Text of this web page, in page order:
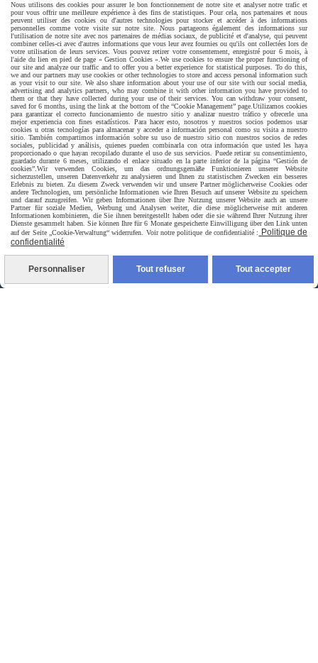
Paiement sécurisé
Nous utilisons des cookies pour assurer le bon fonctionnement de notre site et analyser notre trafic et
pour vous offrir une meilleure expérience à des fins de statistiques. Pour cela, nos partenaires et nous
peuvent utiliser des cookies ou d'autres technologies pour stocker et accéder à des informations
personnelles comme votre visite sur notre site. Nous partageons également des informations sur
l'utilisation de notre site avec nos partenaires de médias sociaux, de publicité et d'analyse, qui peuvent
combiner celles-ci avec d'autres informations que vous leur avez fournies ou qu'ils ont collectées lors de
votre utilisation de leurs services. Vous pouvez retirer votre consentement, enregistré pour 6 mois, à
l'aide du lien en pied de page « Gestion Cookies ». We use cookies to ensure the proper functioning of
our site and analyze our traffic and to offer you a better experience for statistical purposes. To do this,
we and our partners may use cookies or other technologies to store and access personal information such
as your visit to our site. We also share information about your use of our site with our social media,
advertising and analytics partners, who may combine it with other information you have provided to
them or that they have collected during your use of their services. You can withdraw your consent,
saved for 6 months, using the link at the bottom of the “Cookie Management” page. Utilizamos cookies
para garantizar el correcto funcionamiento de nuestro sitio y analizar nuestro tráfico y ofrecerle una
mejor experiencia con fines estadísticos. Para hacer esto, nosotros y nuestros socios podemos usar
cookies u otras tecnologías para almacenar y acceder a información personal como su visita a nuestro
sitio. También compartimos información sobre su uso de nuestro sitio con nuestros socios de redes
sociales, publicidad y análisis, quienes pueden combinarla con otra información que usted les haya
proporcionado o que hayan recopilado durante el uso de sus servicios. Puede retirar su consentimiento,
guardado durante 6 meses, utilizando el enlace situado en la parte inferior de la página “Gestión de
cookies”. Wir verwenden Cookies, um das ordnungsgemäße Funktionieren unserer Website
sicherzustellen, unseren Datenverkehr zu analysieren und Ihnen zu statistischen Zwecken ein besseres
Erlebnis zu bieten. Zu diesem Zweck verwenden wir und unsere Partner möglicherweise Cookies oder
andere Technologien, um persönliche Informationen wie Ihren Besuch auf unserer Website zu speichern
und darauf zuzugreifen. Wir geben Informationen über Ihre Nutzung unserer Website auch an unsere
Partner für soziale Medien, Werbung und Analysen weiter, die diese möglicherweise mit anderen
Informationen kombinieren, die Sie ihnen bereitgestellt haben oder die sie während Ihrer Nutzung ihrer
Dienste gesammelt haben. Sie können Ihre für 6 Monate gespeicherte Einwilligung über den Link unten
auf der Seite „Cookie-Verwaltung“ widerrufen. Voir notre politique de confidentialité :
Politique de
confidentialité
Personnaliser Tout refuser Tout accepter